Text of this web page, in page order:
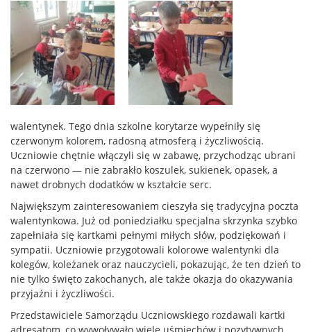
walentynek. Tego dnia szkolne korytarze wypełniły się
czerwonym kolorem, radosną atmosferą i życzliwością.
Uczniowie chętnie włączyli się w zabawę, przychodząc ubrani
na czerwono — nie zabrakło koszulek, sukienek, opasek, a
nawet drobnych dodatków w kształcie serc.
Największym zainteresowaniem cieszyła się tradycyjna poczta
walentynkowa. Już od poniedziałku specjalna skrzynka szybko
zapełniała się kartkami pełnymi miłych słów, podziękowań i
sympatii. Uczniowie przygotowali kolorowe walentynki dla
kolegów, koleżanek oraz nauczycieli, pokazując, że ten dzień to
nie tylko święto zakochanych, ale także okazja do okazywania
przyjaźni i życzliwości.
Przedstawiciele Samorządu Uczniowskiego rozdawali kartki